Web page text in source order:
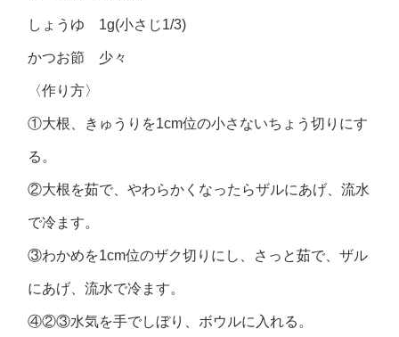
しょうゆ 1g(小さじ1/3)
かつお節 少々
〈作り方〉
①大根、きゅうりを1cm位の小さないちょう切りにす
る。
②大根を茹で、やわらかくなったらザルにあげ、流水
で冷ます。
③わかめを1cm位のザク切りにし、さっと茹で、ザル
にあげ、流水で冷ます。
④②③水気を手でしぼり、ボウルに入れる。